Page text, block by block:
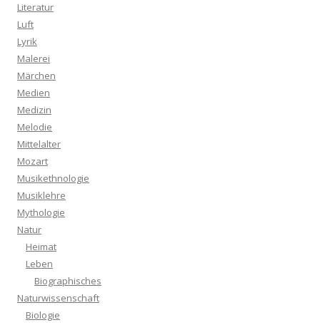
Literatur
Luft
Lyrik
Malerei
Märchen
Medien
Medizin
Melodie
Mittelalter
Mozart
Musikethnologie
Musiklehre
Mythologie
Natur
Heimat
Leben
Biographisches
Naturwissenschaft
Biologie